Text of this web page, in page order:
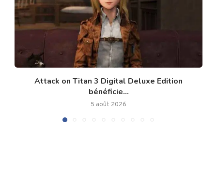
Attack on Titan 3 Digital Deluxe Edition
bénéficie...
5 août 2026